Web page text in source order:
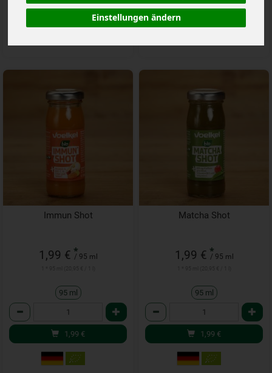
Einstellungen ändern
Immun Shot
1,99 € *
/ 95 ml
95 ml
Anzahl
1,99 €
Matcha Shot
1,99 € *
/ 95 ml
95 ml
Anzahl
1,99 €